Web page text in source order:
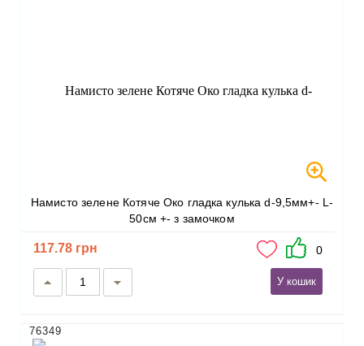
Намисто зелене Котяче Око гладка кулька d-9,5мм+- L-
50см +- з замочком
117.78 грн 0
У кошик
76349